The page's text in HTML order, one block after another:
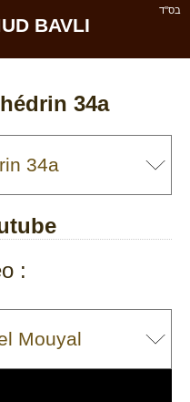
בס''ד
BAVLI
34a
: